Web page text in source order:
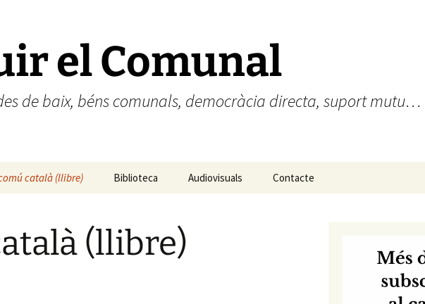
el Comunal
de baix, béns comunals, democràcia directa, suport mutu…
català (llibre) Biblioteca Audiovisuals Contacte
(llibre)